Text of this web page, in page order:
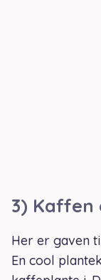
3) Kaffen
Her er gaven
En cool